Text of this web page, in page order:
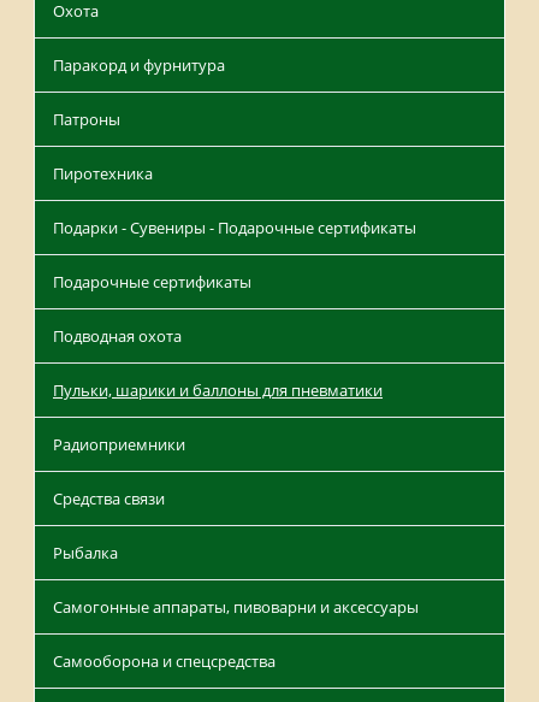
Охота
Паракорд и фурнитура
Патроны
Пиротехника
Подарки - Сувениры - Подарочные сертификаты
Подарочные сертификаты
Подводная охота
Пульки, шарики и баллоны для пневматики
Радиоприемники
Средства связи
Рыбалка
Самогонные аппараты, пивоварни и аксессуары
Самооборона и спецсредства